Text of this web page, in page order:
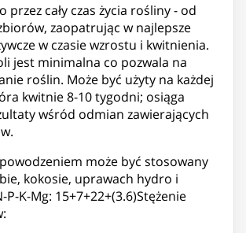
przez cały czas życia rośliny - od
zaopatrując w najlepsze
w czasie wzrostu i kwitnienia.
jest minimalna co pozwala na
roślin. Może być użyty na każdej
kwitnie 8-10 tygodni; osiąga
wśród odmian zawierających
może być stosowany
kokosie, uprawach hydro i
P-K-Mg: 15+7+22+(3.6)Stężenie